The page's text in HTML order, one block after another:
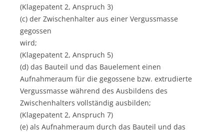
(Klagepatent 2, Anspruch 3)
(c) der Zwischenhalter aus einer Vergussmasse
gegossen
wird;
(Klagepatent 2, Anspruch 5)
(d) das Bauteil und das Bauelement einen
Aufnahmeraum für die gegossene bzw. extrudierte
Vergussmasse während des Ausbildens des
Zwischenhalters vollständig ausbilden;
(Klagepatent 2, Anspruch 7)
(e) als Aufnahmeraum durch das Bauteil und das